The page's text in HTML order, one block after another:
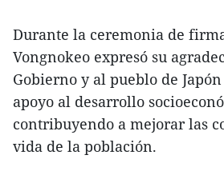
Durante la ceremonia de
Vongnokeo expresó su
Gobierno y al pueblo de
apoyo al desarrollo
contribuyendo a mejorar las
vida de la población.